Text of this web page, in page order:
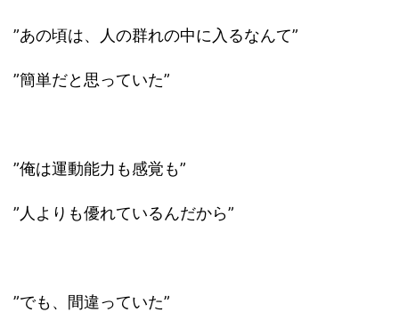
”あの頃は、人の群れの中に入るなんて”
”簡単だと思っていた”
”俺は運動能力も感覚も”
”人よりも優れているんだから”
”でも、間違っていた”